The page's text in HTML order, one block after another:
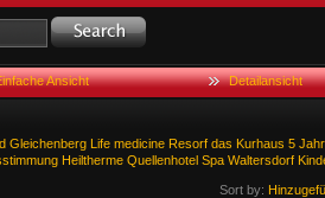
Ansicht Detailansicht
Gleichenberg Life medicine Resorf das Kurhaus 5
Heiltherme Quellenhotel Spa Waltersdorf
Sort by: